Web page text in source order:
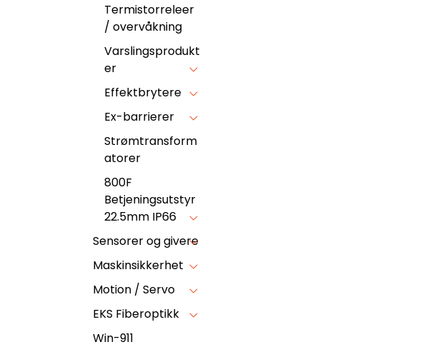
Termistorreleer
/ overvåkning
Varslingsprodukt
er
Effektbrytere
Ex-barrierer
Strømtransform
atorer
800F
Betjeningsutstyr
22.5mm IP66
Sensorer og givere
Maskinsikkerhet
Motion / Servo
EKS Fiberoptikk
Win-911